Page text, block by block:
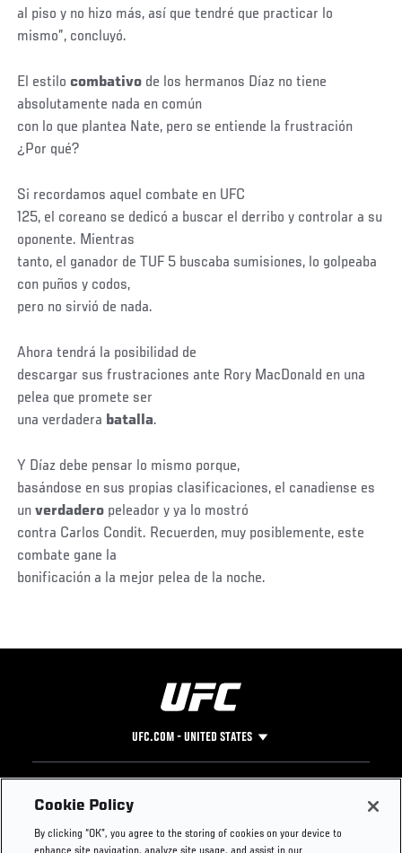
al piso y no hizo más, así que tendré que practicar lo
mismo”, concluyó.
El estilocombativo de los hermanos Díaz no tiene
absolutamente nada en común
con lo que plantea Nate, pero se entiende la frustración
¿Por qué?
Si recordamos aquel combate en UFC
125, el coreano se dedicó a buscar el derribo y controlar a su
oponente. Mientras
tanto, el ganador de TUF 5 buscaba sumisiones, lo golpeaba
con puños y codos,
pero no sirvió de nada.
Ahora tendrá la posibilidad de
descargar sus frustraciones ante Rory MacDonald en una
pelea que promete ser
una verdadera batalla.
Y Díaz debe pensar lo mismo porque,
basándose en sus propias clasificaciones, el canadiense es
unverdadero peleador y ya lo mostró
contra Carlos Condit. Recuerden, muy posiblemente, este
combate gane la
bonificación a la mejor pelea de la noche.
UFC.COM - UNITED STATES
Footer
UFC
UFC Foundation
Instagram
Press
Cookie Policy
By clicking “OK”, you agree to the storing of cookies on your device to